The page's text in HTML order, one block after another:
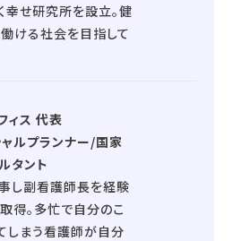
幸せ研究所を設立。健
ける社会を目指して
ィス 代表
ルプランナー/国家
タント
し副看護師長を経験
得。多忙で自分のこ
しまう看護師が自分